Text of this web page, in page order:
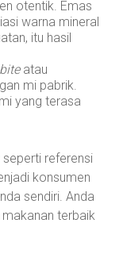
otentik. Emas
warna mineral
itu hasil
biteatau
mi pabrik.
yang terasa
referensi
konsumen
sendiri. Anda
terbaik